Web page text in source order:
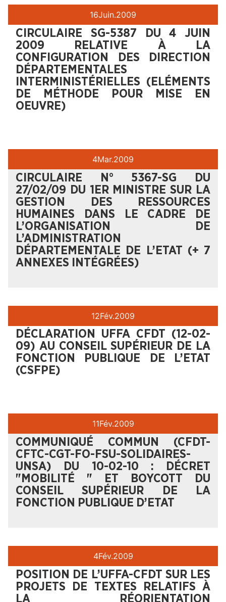
16Juin.2009
CIRCULAIRE SG-5387 DU 4 JUIN
2009 RELATIVE À LA
CONFIGURATION DES DIRECTION
DÉPARTEMENTALES
INTERMINISTÉRIELLES (ELÉMENTS
DE MÉTHODE POUR MISE EN
OEUVRE)
4Mar.2009
CIRCULAIRE N° 5367-SG DU
27/02/09 DU 1ER MINISTRE SUR LA
GESTION DES RESSOURCES
HUMAINES DANS LE CADRE DE
L’ORGANISATION DE
L’ADMINISTRATION
DÉPARTEMENTALE DE L’ETAT (+ 7
ANNEXES INTÉGRÉES)
12Fév.2009
DÉCLARATION UFFA CFDT (12-02-
09) AU CONSEIL SUPÉRIEUR DE LA
FONCTION PUBLIQUE DE L’ETAT
(CSFPE)
11Fév.2009
COMMUNIQUÉ COMMUN (CFDT-
CFTC-CGT-FO-FSU-SOLIDAIRES-
UNSA) DU 10-02-10 : DÉCRET
"MOBILITÉ " ET BOYCOTT DU
CONSEIL SUPÉRIEUR DE LA
FONCTION PUBLIQUE D’ETAT
4Fév.2009
POSITION DE L’UFFA-CFDT SUR LES
PROJETS DE TEXTES RELATIFS À
LA RÉORIENTATION